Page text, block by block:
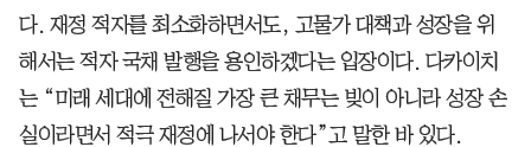
다. 재정 적자를 최소화하면서도, 고물가 대책과 성장을 위
해서는 적자 국채 발행을 용인하겠다는 입장이다. 다카이치
는 “미래 세대에 전해질 가장 큰 채무는 빚이 아니라 성장 손
실이라면서 적극 재정에 나서야 한다”고 말한 바 있다.